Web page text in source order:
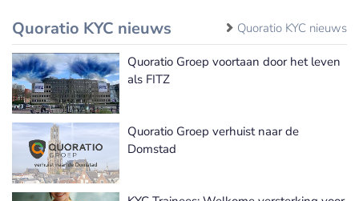
Quoratio KYC nieuws Quoratio KYC nieuws
Quoratio Groep voortaan door het leven
als FITZ
Quoratio Groep verhuist naar de
Domstad